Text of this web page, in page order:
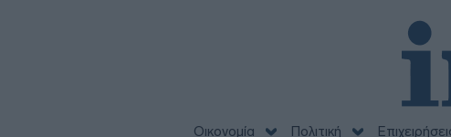
Οικονομία Πολιτική